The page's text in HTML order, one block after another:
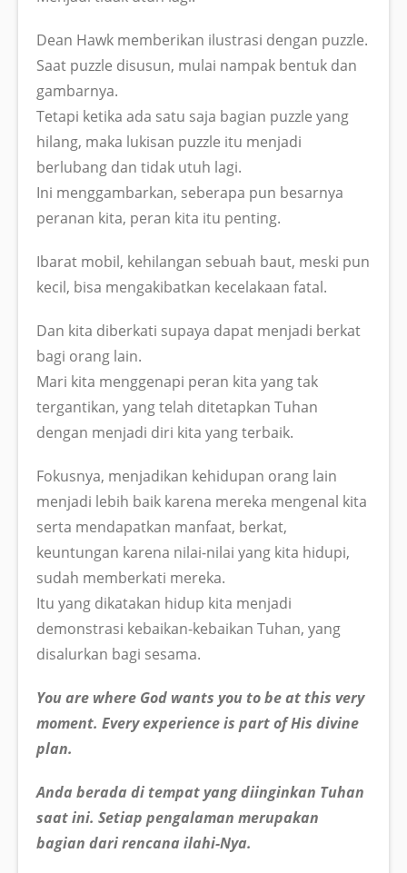
Dean Hawk memberikan ilustrasi dengan puzzle.
Saat puzzle disusun, mulai nampak bentuk dan
gambarnya.
Tetapi ketika ada satu saja bagian puzzle yang
hilang, maka lukisan puzzle itu menjadi
berlubang dan tidak utuh lagi.
Ini menggambarkan, seberapa pun besarnya
peranan kita, peran kita itu penting.
Ibarat mobil, kehilangan sebuah baut, meski pun
kecil, bisa mengakibatkan kecelakaan fatal.
Dan kita diberkati supaya dapat menjadi berkat
bagi orang lain.
Mari kita menggenapi peran kita yang tak
tergantikan, yang telah ditetapkan Tuhan
dengan menjadi diri kita yang terbaik.
Fokusnya, menjadikan kehidupan orang lain
menjadi lebih baik karena mereka mengenal kita
serta mendapatkan manfaat, berkat,
keuntungan karena nilai-nilai yang kita hidupi,
sudah memberkati mereka.
Itu yang dikatakan hidup kita menjadi
demonstrasi kebaikan-kebaikan Tuhan, yang
disalurkan bagi sesama.
You are where God wants you to be at this very
moment. Every experience is part of His divine
plan.
Anda berada di tempat yang diinginkan Tuhan
saat ini. Setiap pengalaman merupakan
bagian dari rencana ilahi-Nya.